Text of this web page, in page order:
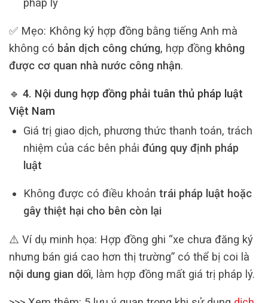
✅ Mẹo: Không ký hợp đồng bằng tiếng Anh mà
không có bản dịch công chứng, hợp đồng không
được cơ quan nhà nước công nhận.
🔹 4. Nội dung hợp đồng phải tuân thủ pháp luật
Việt Nam
Giá trị giao dịch, phương thức thanh toán, trách
nhiệm của các bên phải đúng quy định pháp
luật
Không được có điều khoản trái pháp luật hoặc
gây thiệt hại cho bên còn lại
⚠️ Ví dụ minh họa: Hợp đồng ghi “xe chưa đăng ký
nhưng bán giá cao hơn thị trường” có thể bị coi là
nội dung gian dối, làm hợp đồng mất giá trị pháp lý.